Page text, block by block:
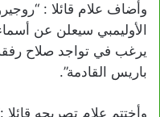
وأضاف علام قائلا :
الأوليمبي سيعلن عن
يرغب في تواجد صلاح رفقة
باريس القادمة”.
وأختتم علام تصريحه قائلا